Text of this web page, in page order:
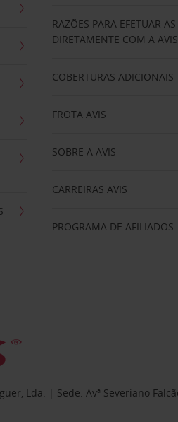
RAZÕES PARA EFETUAR AS
DIRETAMENTE COM A AVIS
COBERTURAS ADICIONAIS
FROTA AVIS
SOBRE A AVIS
CARREIRAS AVIS
PROGRAMA DE AFILIADOS
Lda. | Sede: Avª Severiano